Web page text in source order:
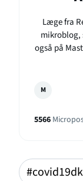
Læge fra
mikroblog,
også på
M
5566
#covid19dk